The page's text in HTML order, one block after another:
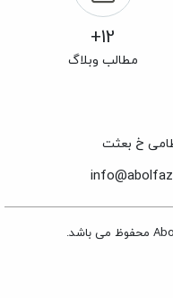
12+
مطالب وبلاگ
خ بعثت